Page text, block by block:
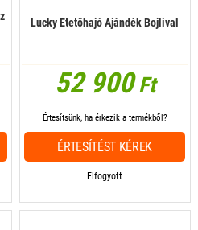
Lucky Etetőhajó Ajándék Bojlival
52 900Ft
Elfogyott
Értesítsünk, ha érkezik a termékből?
ÉRTESÍTÉST KÉREK